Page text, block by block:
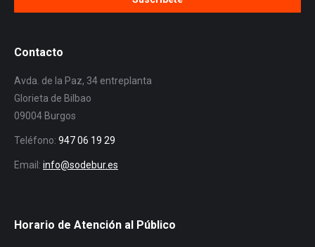
Contacto
Avda. de la Paz, 34 entreplanta
Glorieta de Bilbao
09004 Burgos
Teléfono: 947 06 19 29
Email: info@sodebur.es
Horario de Atención al Público